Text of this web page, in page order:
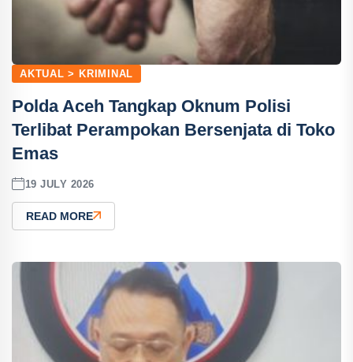
AKTUAL > KRIMINAL
Polda Aceh Tangkap Oknum Polisi
Terlibat Perampokan Bersenjata di Toko
Emas
19 JULY 2026
READ MORE